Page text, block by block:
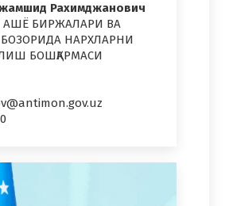
Рахимджанович
АШЁ БИРЖАЛАРИ ВА
НАРХЛАРНИ
БОШҚАРМАСИ